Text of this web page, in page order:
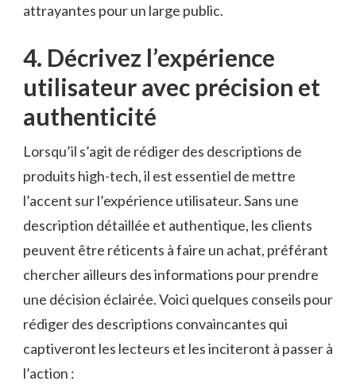
attrayantes pour un‍ large⁣ public.
4. Décrivez l’expérience⁣
utilisateur avec​ précision et⁣
authenticité
Lorsqu’il s’agit de‍ rédiger des descriptions ‌de
produits high-tech, il est essentiel de mettre
l’accent sur‍ l’expérience ‌utilisateur. Sans‌ une
description détaillée ​et ⁣authentique, les clients
⁢peuvent⁢ être réticents ⁣à faire ​un achat, préférant
chercher ailleurs des informations pour prendre
une ‍décision éclairée. Voici quelques conseils pour⁢
rédiger des‌ descriptions convaincantes qui
captiveront les lecteurs et les‍ inciteront à passer‍ à
l’action :